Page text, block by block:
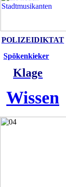
POLIZEIDIKTAT
Spökenkieker
Klage
Wissen